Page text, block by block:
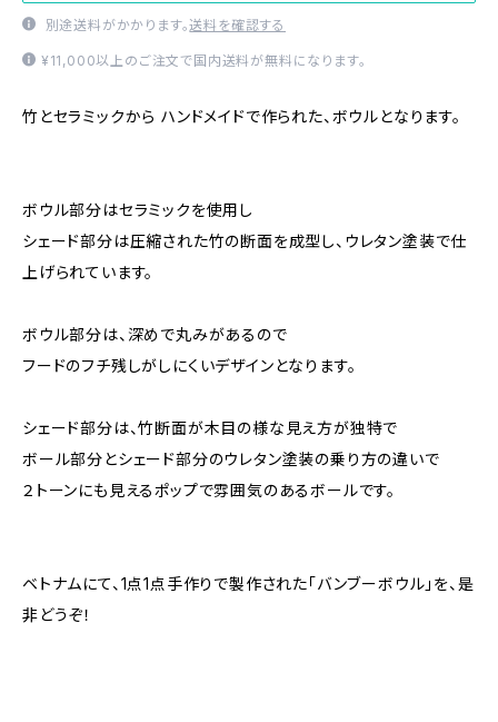
別途送料がかかります。送料を確認する
¥11,000以上のご注文で国内送料が無料になります。
竹とセラミックから ハンドメイドで作られた、ボウルとなります。
ボウル部分はセラミックを使用し
シェード部分は圧縮された竹の断面を成型し、ウレタン塗装で仕
上げられています。
ボウル部分は、深めで丸みがあるので
フードのフチ残しがしにくいデザインとなります。
シェード部分は、竹断面が木目の様な見え方が独特で
ボール部分とシェード部分のウレタン塗装の乗り方の違いで
２トーンにも見えるポップで雰囲気のあるボールです。
ベトナムにて、1点1点手作りで製作された「バンブーボウル」を、是
非どうぞ！